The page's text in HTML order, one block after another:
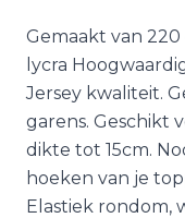
Gemaakt van
lycra
Jersey kwaliteit.
garens. Geschikt
dikte tot 15cm.
hoeken van je
Elastiek rondom,